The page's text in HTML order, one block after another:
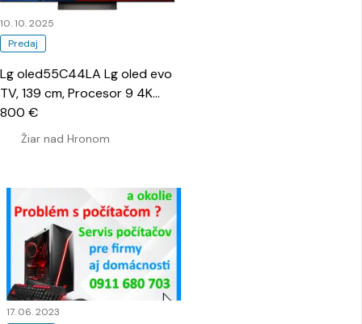
Predaj
10. 10. 2025
Lg oled55C44LA Lg oled evo
TV, 139 cm, Procesor 9 4K
Gen7 AI
Žiar nad Hronom
800 €
17. 06. 2023